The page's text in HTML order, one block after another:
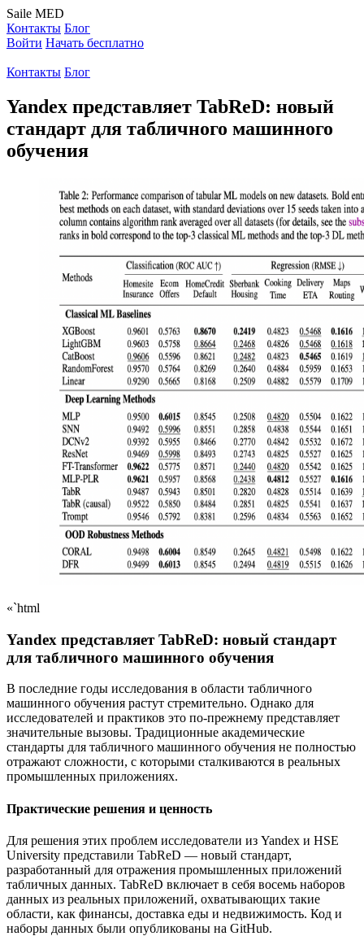
Saile MED
Контакты Блог
Войти Начать бесплатно
Контакты Блог
Yandex представляет TabReD: новый
стандарт для табличного машинного
обучения
«`html
Yandex представляет TabReD: новый стандарт
для табличного машинного обучения
В последние годы исследования в области табличного
машинного обучения растут стремительно. Однако для
исследователей и практиков это по-прежнему представляет
значительные вызовы. Традиционные академические
стандарты для табличного машинного обучения не полностью
отражают сложности, с которыми сталкиваются в реальных
промышленных приложениях.
Практические решения и ценность
Для решения этих проблем исследователи из Yandex и HSE
University представили TabReD — новый стандарт,
разработанный для отражения промышленных приложений
табличных данных. TabReD включает в себя восемь наборов
данных из реальных приложений, охватывающих такие
области, как финансы, доставка еды и недвижимость. Код и
наборы данных были опубликованы на GitHub.